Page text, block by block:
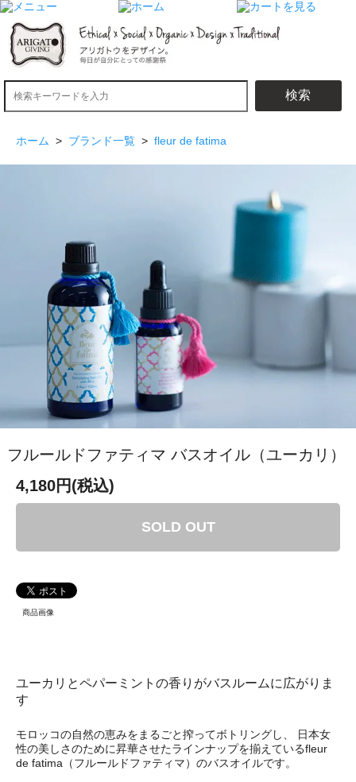
検索
ホーム > ブランド一覧 > fleur de fatima
フルールドファティマ バスオイル（ユーカリ）
4,180円(税込)
SOLD OUT
商品画像
ユーカリとペパーミントの香りがバスルームに広がりま
す
モロッコの自然の恵みをまるごと搾ってボトリングし、 日本女
性の美しさのために昇華させたラインナップを揃えているfleur
de fatima（フルールドファティマ）のバスオイルです。